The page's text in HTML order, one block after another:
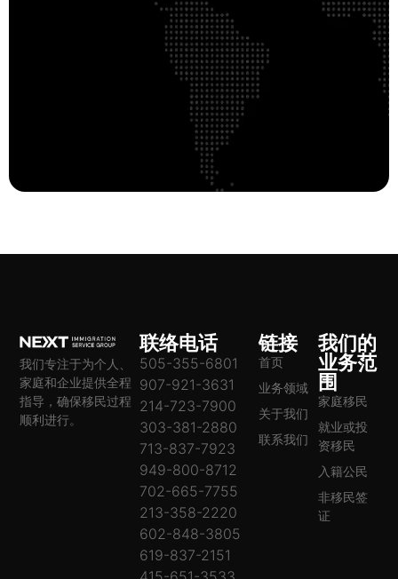
我们专注于为个人、
家庭和企业提供全程
指导，确保移民过程
顺利进行。
链接
首页
业务领域
关于我们
联系我们
我们的
业务范
围
家庭移民
就业或投
资移民
入籍公民
非移民签
证
联络电话
505-355-6801
907-921-3631
214-723-7900
303-381-2880
713-837-7923
949-800-8712
702-665-7755
213-358-2220
602-848-3805
619-837-2151